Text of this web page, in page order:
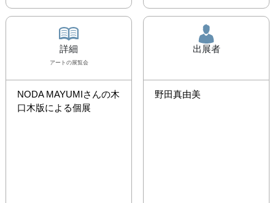
詳細
アート の展覧会
NODA MAYUMIさんの木
口木版による個展
出展者
野田真由美